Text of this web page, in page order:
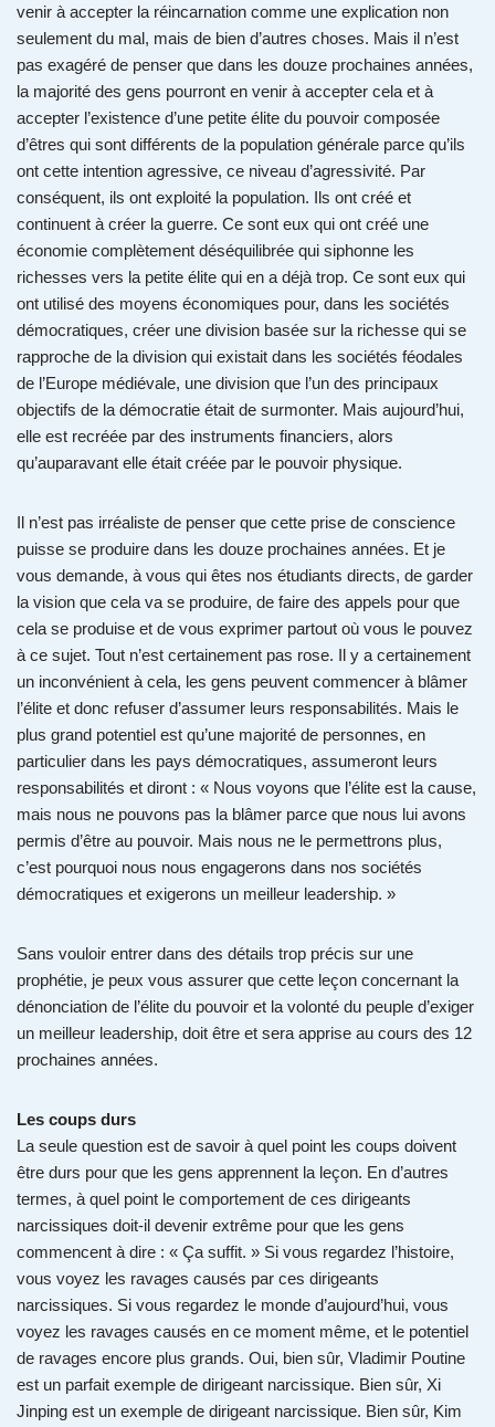
venir à accepter la réincarnation comme une explication non
seulement du mal, mais de bien d’autres choses. Mais il n’est
pas exagéré de penser que dans les douze prochaines années,
la majorité des gens pourront en venir à accepter cela et à
accepter l’existence d’une petite élite du pouvoir composée
d’êtres qui sont différents de la population générale parce qu’ils
ont cette intention agressive, ce niveau d’agressivité. Par
conséquent, ils ont exploité la population. Ils ont créé et
continuent à créer la guerre. Ce sont eux qui ont créé une
économie complètement déséquilibrée qui siphonne les
richesses vers la petite élite qui en a déjà trop. Ce sont eux qui
ont utilisé des moyens économiques pour, dans les sociétés
démocratiques, créer une division basée sur la richesse qui se
rapproche de la division qui existait dans les sociétés féodales
de l’Europe médiévale, une division que l’un des principaux
objectifs de la démocratie était de surmonter. Mais aujourd’hui,
elle est recréée par des instruments financiers, alors
qu’auparavant elle était créée par le pouvoir physique.
Il n’est pas irréaliste de penser que cette prise de conscience
puisse se produire dans les douze prochaines années. Et je
vous demande, à vous qui êtes nos étudiants directs, de garder
la vision que cela va se produire, de faire des appels pour que
cela se produise et de vous exprimer partout où vous le pouvez
à ce sujet. Tout n’est certainement pas rose. Il y a certainement
un inconvénient à cela, les gens peuvent commencer à blâmer
l’élite et donc refuser d’assumer leurs responsabilités. Mais le
plus grand potentiel est qu’une majorité de personnes, en
particulier dans les pays démocratiques, assumeront leurs
responsabilités et diront : « Nous voyons que l’élite est la cause,
mais nous ne pouvons pas la blâmer parce que nous lui avons
permis d’être au pouvoir. Mais nous ne le permettrons plus,
c’est pourquoi nous nous engagerons dans nos sociétés
démocratiques et exigerons un meilleur leadership. »
Sans vouloir entrer dans des détails trop précis sur une
prophétie, je peux vous assurer que cette leçon concernant la
dénonciation de l’élite du pouvoir et la volonté du peuple d’exiger
un meilleur leadership, doit être et sera apprise au cours des 12
prochaines années.
Les coups durs
La seule question est de savoir à quel point les coups doivent
être durs pour que les gens apprennent la leçon. En d’autres
termes, à quel point le comportement de ces dirigeants
narcissiques doit-il devenir extrême pour que les gens
commencent à dire : « Ça suffit. » Si vous regardez l’histoire,
vous voyez les ravages causés par ces dirigeants
narcissiques. Si vous regardez le monde d’aujourd’hui, vous
voyez les ravages causés en ce moment même, et le potentiel
de ravages encore plus grands. Oui, bien sûr, Vladimir Poutine
est un parfait exemple de dirigeant narcissique. Bien sûr, Xi
Jinping est un exemple de dirigeant narcissique. Bien sûr, Kim